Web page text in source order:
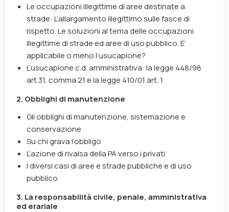
Le occupazioni illegittime di aree destinate a
strade: L’allargamento illegittimo sulle fasce di
rispetto. Le soluzioni al tema delle occupazioni
illegittime di strade ed aree di uso pubblico. E’
applicabile o meno l’usucapione?
L’usucapione c.d. amministrativa: la legge 448/98
art.31, comma 21 e la legge 410/01 art. 1
2. Obblighi di manutenzione
Gli obblighi di manutenzione, sistemazione e
conservazione
Su chi grava l’obbligo
L’azione di rivalsa della PA verso i privati
I diversi casi di aree e strade pubbliche e di uso
pubblico
3. La responsabilità civile, penale, amministrativa
ed erariale